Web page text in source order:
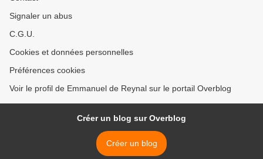
Signaler un abus
C.G.U.
Cookies et données personnelles
Préférences cookies
Voir le profil de Emmanuel de Reynal sur le portail Overblog
Créer un blog sur Overblog
Créer un blog